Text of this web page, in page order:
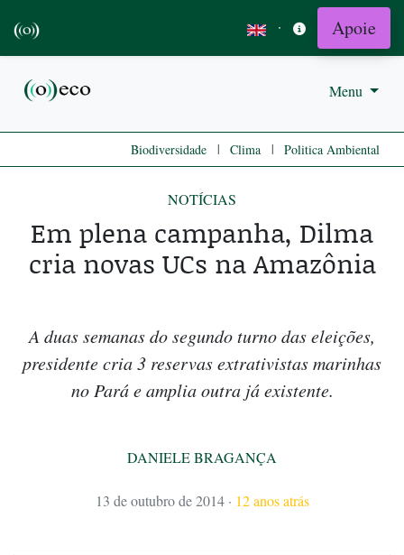
· Apoie
Menu
Biodiversidade | Clima | Politica Ambiental
NOTÍCIAS
Em plena campanha, Dilma
cria novas UCs na Amazônia
A duas semanas do segundo turno das eleições,
presidente cria 3 reservas extrativistas marinhas
no Pará e amplia outra já existente.
DANIELE BRAGANÇA
13 de outubro de 2014 · 12 anos atrás